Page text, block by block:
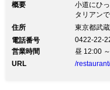
概要
小道にひ
タリアン
住所
東京都武
電話番号
0422-22-
営業時間
昼 12:00
URL
/